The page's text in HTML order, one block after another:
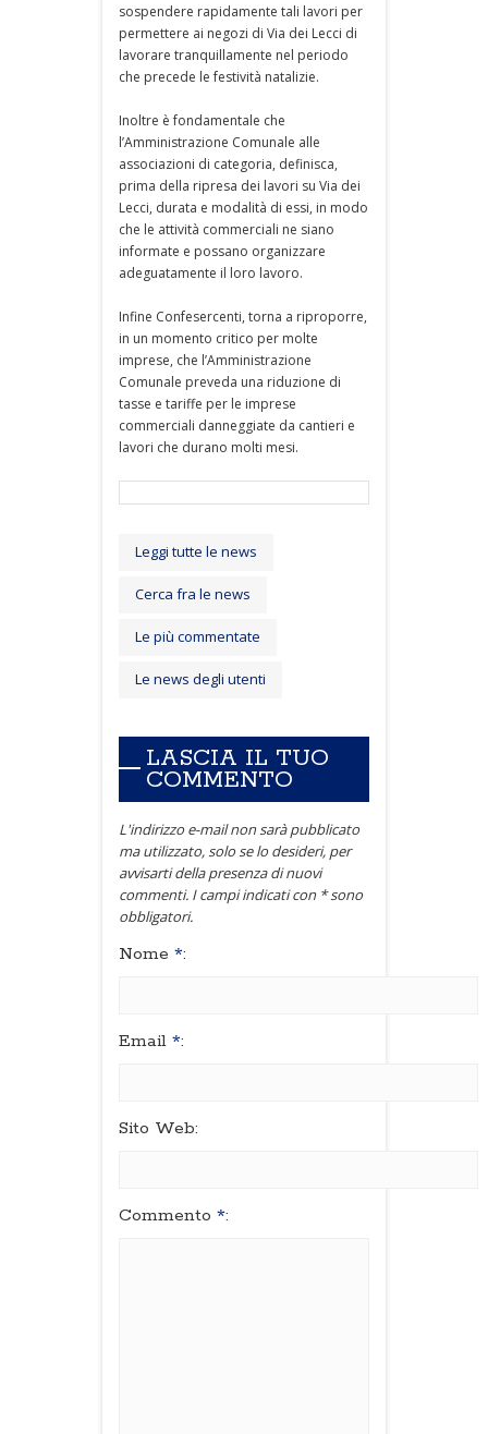
sospendere rapidamente tali lavori per
permettere ai negozi di Via dei Lecci di
lavorare tranquillamente nel periodo
che precede le festività natalizie.
Inoltre è fondamentale che
l’Amministrazione Comunale alle
associazioni di categoria, definisca,
prima della ripresa dei lavori su Via dei
Lecci, durata e modalità di essi, in modo
che le attività commerciali ne siano
informate e possano organizzare
adeguatamente il loro lavoro.
Infine Confesercenti, torna a riproporre,
in un momento critico per molte
imprese, che l’Amministrazione
Comunale preveda una riduzione di
tasse e tariffe per le imprese
commerciali danneggiate da cantieri e
lavori che durano molti mesi.
Leggi tutte le news
Cerca fra le news
Le più commentate
Le news degli utenti
LASCIA IL TUO
COMMENTO
L'indirizzo e-mail non sarà pubblicato
ma utilizzato, solo se lo desideri, per
avvisarti della presenza di nuovi
commenti. I campi indicati con * sono
obbligatori.
Nome *:
Email *:
Sito Web:
Commento *: